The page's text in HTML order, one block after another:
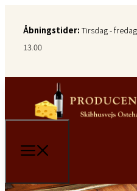
Åbningstider: Tirsdag -
13.00